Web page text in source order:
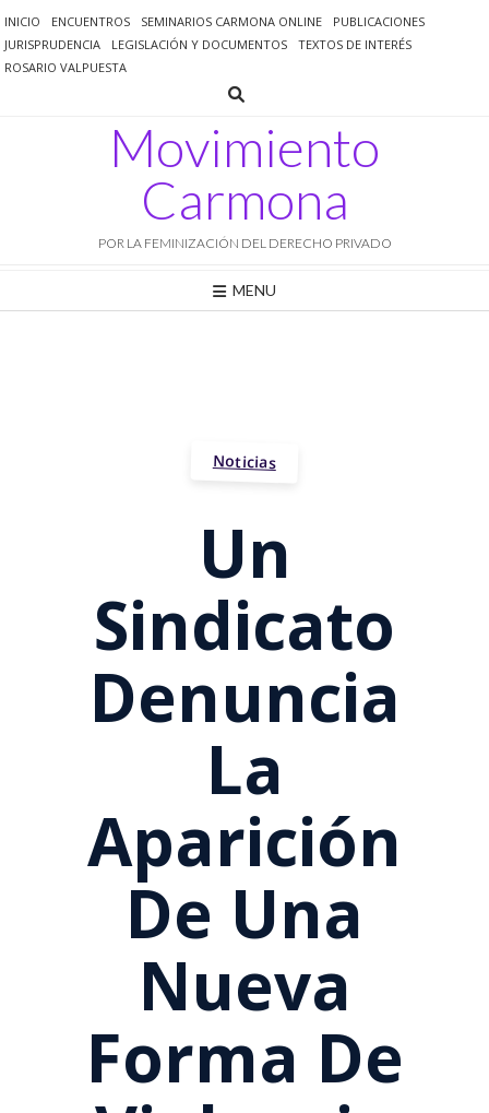
al
contenido
INICIO ENCUENTROS SEMINARIOS CARMONA ONLINE
PUBLICACIONES
JURISPRUDENCIA
LEGISLACIÓN Y DOCUMENTOS
TEXTOS DE INTERÉS
ROSARIO VALPUESTA
Movimiento
Carmona
POR LA FEMINIZACIÓN DEL DERECHO PRIVADO
MENU
Noticias
Un
Sindicato
Denuncia
La
Aparición
De Una
Nueva
Forma De